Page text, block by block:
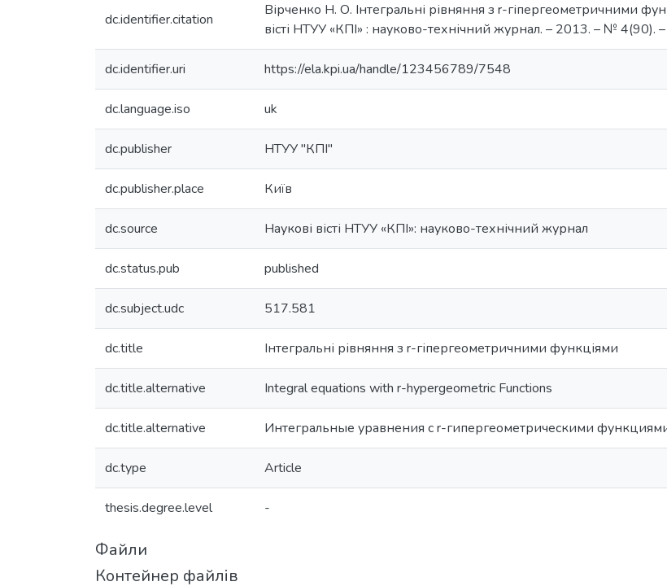
dc.identifier.citation
Вірченко Н. О. Інтегральні рівняння з r-гіпергеометричними
вісті НТУУ «КПІ» : науково-технічний журнал. – 2013. – № 4(90). –
dc.identifier.uri https://ela.kpi.ua/handle/123456789/7548
dc.language.iso uk
dc.publisher НТУУ "КПІ"
dc.publisher.place Київ
dc.source Наукові вісті НТУУ «КПІ»: науково-технічний журнал
dc.status.pub published
dc.subject.udc 517.581
dc.title Інтегральні рівняння з r-гіпергеометричними функціями
dc.title.alternative Integral equations with r-hypergeometric Functions
dc.title.alternative Интегральные уравнения с r-гипергеометрическими
dc.type Article
thesis.degree.level -
Файли
Контейнер файлів